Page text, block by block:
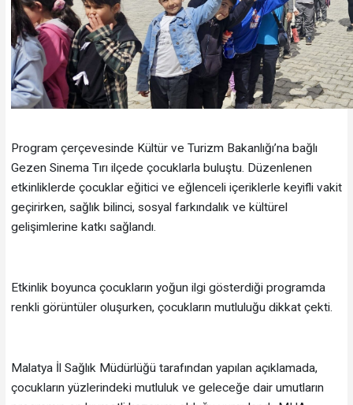
Program çerçevesinde Kültür ve Turizm Bakanlığı’na bağlı
Gezen Sinema Tırı ilçede çocuklarla buluştu. Düzenlenen
etkinliklerde çocuklar eğitici ve eğlenceli içeriklerle keyifli vakit
geçirirken, sağlık bilinci, sosyal farkındalık ve kültürel
gelişimlerine katkı sağlandı.
Etkinlik boyunca çocukların yoğun ilgi gösterdiği programda
renkli görüntüler oluşurken, çocukların mutluluğu dikkat çekti.
Malatya İl Sağlık Müdürlüğü tarafından yapılan açıklamada,
çocukların yüzlerindeki mutluluk ve geleceğe dair umutların